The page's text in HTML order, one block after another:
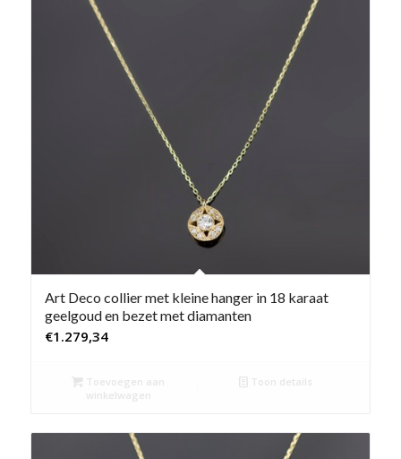
Art Deco collier met kleine hanger in 18 karaat
geelgoud en bezet met diamanten
€1.279,34
Toevoegen aan
winkelwagen
Toon details